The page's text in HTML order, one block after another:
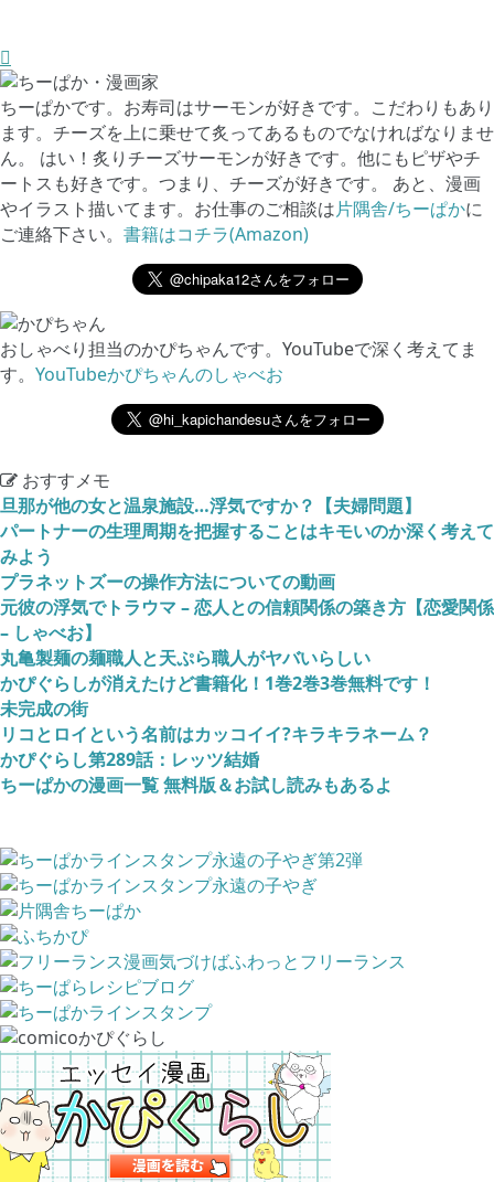
ちーぱかです。お寿司はサーモンが好きです。こだわりもあり
ます。チーズを上に乗せて炙ってあるものでなければなりませ
ん。 はい！炙りチーズサーモンが好きです。他にもピザやチ
ートスも好きです。つまり、チーズが好きです。 あと、漫画
やイラスト描いてます。お仕事のご相談は片隅舎/ちーぱかに
ご連絡下さい。 書籍はコチラ(Amazon)
おしゃべり担当のかぴちゃんです。YouTubeで深く考えてま
す。 YouTubeかぴちゃんのしゃべお
おすすメモ
旦那が他の女と温泉施設…浮気ですか？【夫婦問題】
パートナーの生理周期を把握することはキモいのか深く考えて
みよう
プラネットズーの操作方法についての動画
元彼の浮気でトラウマ – 恋人との信頼関係の築き方【恋愛関係
– しゃべお】
丸亀製麺の麺職人と天ぷら職人がヤバいらしい
かぴぐらしが消えたけど書籍化！1巻2巻3巻無料です！
未完成の街
リコとロイという名前はカッコイイ?キラキラネーム？
かぴぐらし第289話：レッツ結婚
ちーぱかの漫画一覧 無料版＆お試し読みもあるよ